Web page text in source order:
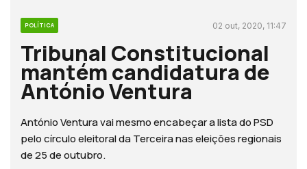
POLÍTICA 02 out, 2020, 11:47
Tribunal Constitucional
mantém candidatura de
António Ventura
António Ventura vai mesmo encabeçar a lista do PSD
pelo círculo eleitoral da Terceira nas eleições regionais
de 25 de outubro.